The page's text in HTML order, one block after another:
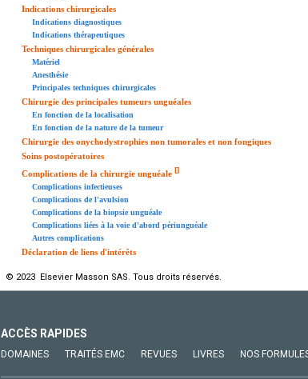
Indications chirurgicales
Indications diagnostiques
Indications thérapeutiques
Techniques chirurgicales générales
Matériel
Anesthésie
Principales techniques chirurgicales
Chirurgie des principales tumeurs unguéales
En fonction de la localisation
En fonction de la nature de la tumeur
Chirurgie des onychodystrophies non tumorales et non fongiques
Soins postopératoires
Complications de la chirurgie unguéale []
Complications infectieuses
Complications de l'avulsion
Complications de la biopsie unguéale
Complications liées à la voie d'abord périunguéale
Autres complications
Déclaration de liens d'intérêts
© 2023 Elsevier Masson SAS. Tous droits réservés.
ACCÈS RAPIDES
DOMAINES TRAITÉS EMC REVUES LIVRES NOS